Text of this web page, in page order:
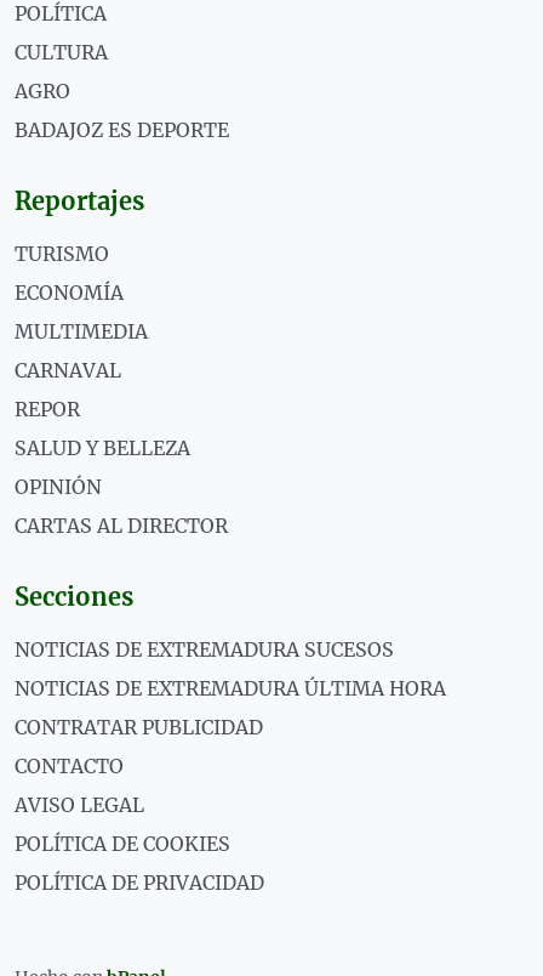
POLÍTICA
CULTURA
AGRO
BADAJOZ ES DEPORTE
Reportajes
TURISMO
ECONOMÍA
MULTIMEDIA
CARNAVAL
REPOR
SALUD Y BELLEZA
OPINIÓN
CARTAS AL DIRECTOR
Secciones
NOTICIAS DE EXTREMADURA SUCESOS
NOTICIAS DE EXTREMADURA ÚLTIMA HORA
CONTRATAR PUBLICIDAD
CONTACTO
AVISO LEGAL
POLÍTICA DE COOKIES
POLÍTICA DE PRIVACIDAD